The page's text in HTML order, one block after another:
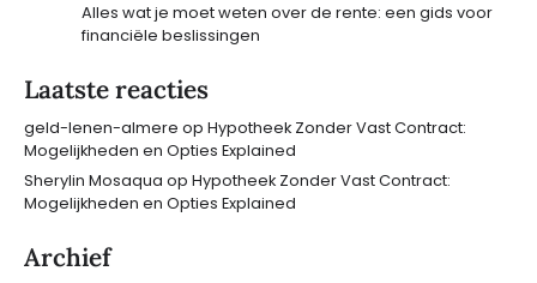
Alles wat je moet weten over de rente: een gids voor
financiële beslissingen
Laatste reacties
geld-lenen-almere op Hypotheek Zonder Vast Contract:
Mogelijkheden en Opties Explained
Sherylin Mosaqua op Hypotheek Zonder Vast Contract:
Mogelijkheden en Opties Explained
Archief